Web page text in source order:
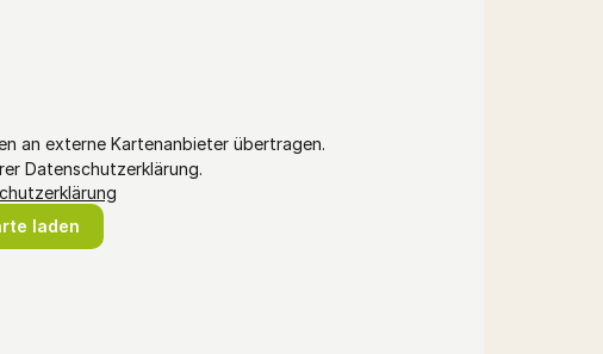
an externe Kartenanbieter übertragen.
Datenschutzerklärung.
laden